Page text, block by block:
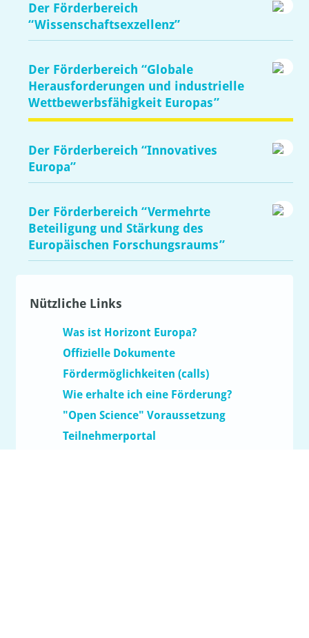
Der Förderbereich
“Wissenschaftsexzellenz”
Der Förderbereich “Globale
Herausforderungen und industrielle
Wettbewerbsfähigkeit Europas”
Der Förderbereich “Innovatives
Europa”
Der Förderbereich “Vermehrte
Beteiligung und Stärkung des
Europäischen Forschungsraums”
Nützliche Links
Was ist Horizont Europa?
Offizielle Dokumente
Fördermöglichkeiten (calls)
Wie erhalte ich eine Förderung?
"Open Science" Voraussetzung
Teilnehmerportal